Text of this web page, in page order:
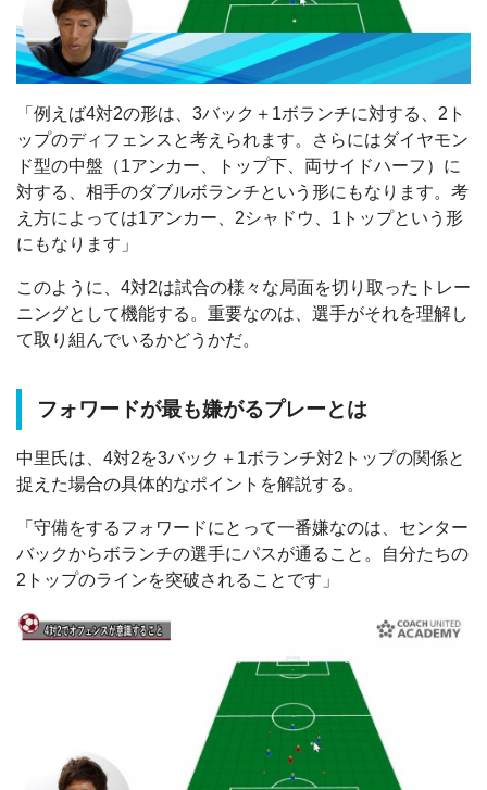
「例えば4対2の形は、3バック＋1ボランチに対する、2ト
ップのディフェンスと考えられます。さらにはダイヤモン
ド型の中盤（1アンカー、トップ下、両サイドハーフ）に
対する、相手のダブルボランチという形にもなります。考
え方によっては1アンカー、2シャドウ、1トップという形
にもなります」
このように、4対2は試合の様々な局面を切り取ったトレー
ニングとして機能する。重要なのは、選手がそれを理解し
て取り組んでいるかどうかだ。
フォワードが最も嫌がるプレーとは
中里氏は、4対2を3バック＋1ボランチ対2トップの関係と
捉えた場合の具体的なポイントを解説する。
「守備をするフォワードにとって一番嫌なのは、センター
バックからボランチの選手にパスが通ること。自分たちの
2トップのラインを突破されることです」